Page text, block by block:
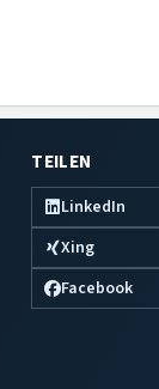
TEILEN
LinkedIn
Xing
Facebook